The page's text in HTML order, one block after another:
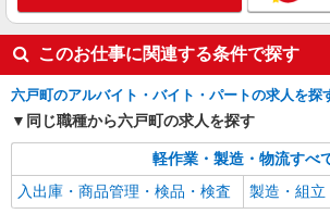
このお仕事に関連する条件で探す
六戸町のアルバイト・バイト・パートの求人を探
同じ職種から六戸町の求人を探す
軽作業・製造・物流すべ
入出庫・商品管理・検品・検査
製造・組立